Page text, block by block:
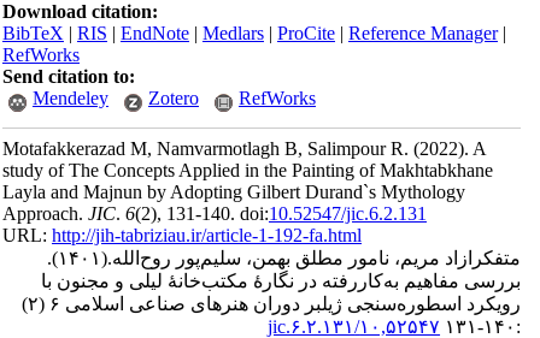
Download citation:
BibTeX|RIS| EndNote| Medlars| ProCite|Reference
RefWorks
Send citation to:
Mendeley
Zotero RefWorks
Motafakkerazad M, Namvarmotlagh B, Salimpour R.(2022).
study of The Concepts Applied in the Painting of
Layla and Majnun by Adopting Gilbert Durand`s Mythology
Approach.JIC.6(2), 131-140. doi:10.52547/jic.6.2.131
URL:http://jih-tabriziau.ir/article-1-192-fa.html
مریم، نامور مطلق بهمن، سلیم‌پور روح‌الله.
به‌کاررفته در نگارۀ مکتب‌خانۀ لیلی و مجنون با
رویکرد اسطوره‌سنجی ژیلبر دوران هنرهای صناعی اسلامی ۶ (۲)
۱۰,۵۲۵۴۷/jic.۶.۲.۱۳۱